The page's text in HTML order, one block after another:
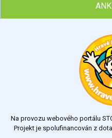
Hubněte s podporou
Chcete poradit s hubnutím?
Výsledky
Na provozu webového portálu
Projekt je spolufinancován z